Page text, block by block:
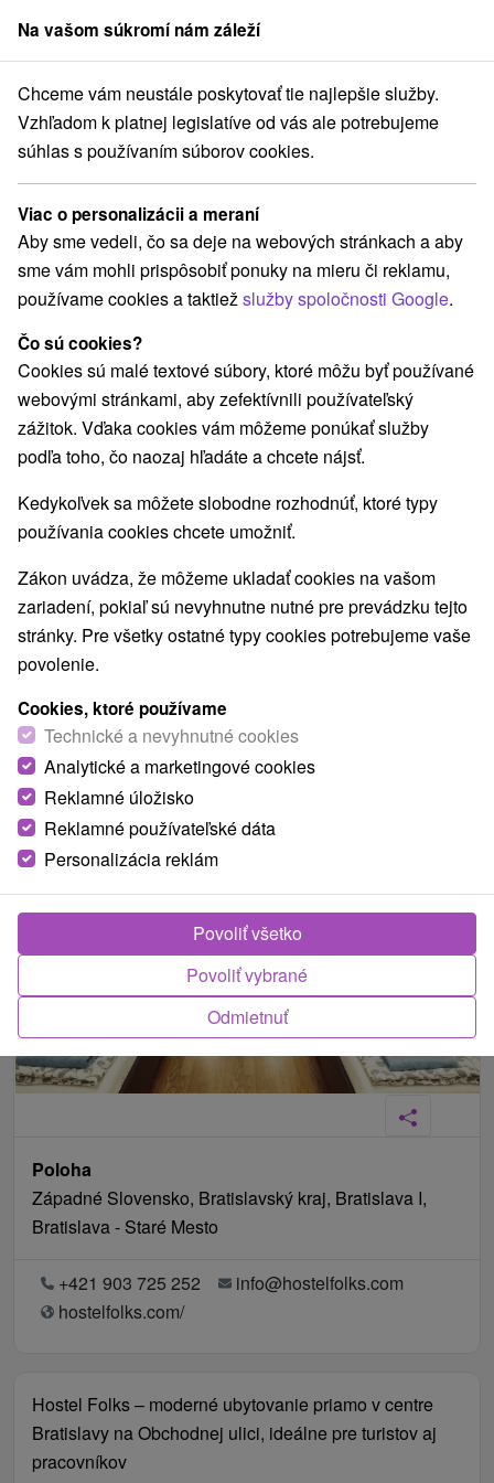
člen skupinySorger
Bratislavský kraj Bratislava - Staré Mesto Hostel Folks Bratislava
Hostel Folks Bratislava
Bratislava - Staré Mesto
Rezervovať cez booking
REZERVÁCIA A VÝBER POBYTU
Kontaktujte priamo ubytovateľa.
Navigovať do miesta
O ZARIADENÍ VYBAVENIE
Poloha
Západné Slovensko, Bratislavský kraj, Bratislava I,
Bratislava - Staré Mesto
+421 903 725 252
info@hostelfolks.com
hostelfolks.com/
Hostel Folks – moderné ubytovanie priamo v centre
Bratislavy na Obchodnej ulici, ideálne pre turistov aj
pracovníkov
Na vašom súkromí nám záleží
Chceme vám neustále poskytovať tie najlepšie služby.
Vzhľadom k platnej legislatíve od vás ale potrebujeme
súhlas s používaním súborov cookies.
Viac o personalizácii a meraní
Aby sme vedeli, čo sa deje na webových stránkach a aby
sme vám mohli prispôsobiť ponuky na mieru či reklamu,
používame cookies a taktiežslužby spoločnosti Google.
Čo sú cookies?
Cookies sú malé textové súbory, ktoré môžu byť používané
webovými stránkami, aby zefektívnili používateľský
zážitok. Vďaka cookies vám môžeme ponúkať služby
podľa toho, čo naozaj hľadáte a chcete nájsť.
Kedykoľvek sa môžete slobodne rozhodnúť, ktoré typy
používania cookies chcete umožniť.
Zákon uvádza, že môžeme ukladať cookies na vašom
zariadení, pokiaľ sú nevyhnutne nutné pre prevádzku tejto
stránky. Pre všetky ostatné typy cookies potrebujeme vaše
povolenie.
Cookies, ktoré používame
Technické a nevyhnutné cookies
Analytické a marketingové cookies
Reklamné úložisko
Reklamné používateľské dáta
Personalizácia reklám
Odmietnuť
Povoliť vybrané
Povoliť všetko